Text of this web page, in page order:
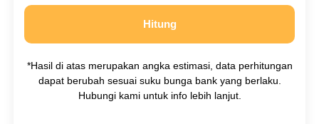
Hitung
*Hasil di atas merupakan angka estimasi, data perhitungan
dapat berubah sesuai suku bunga bank yang berlaku.
Hubungi kami untuk info lebih lanjut.